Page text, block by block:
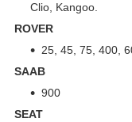
Clio, Kangoo.
ROVER
25, 45, 75, 400,
SAAB
900
SEAT